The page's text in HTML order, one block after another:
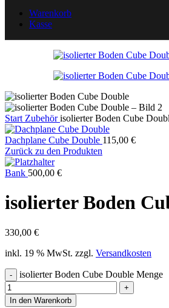
Warenkorb
Kasse
Start Zubehörisolierter Boden Cube
Dachplane Cube Double 115,00 €
Zurück zu den Produkten
Bank 500,00 €
isolierter Boden
330,00 €
inkl. 19 % MwSt. zzgl. Versandkosten
isolierter Boden Cube Double Menge
In den Warenkorb